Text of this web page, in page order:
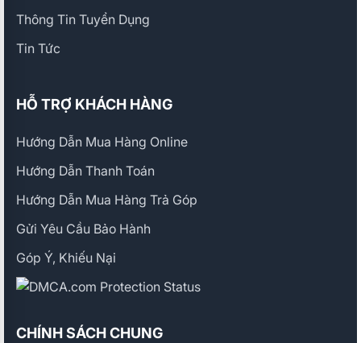
Thông Tin Tuyển Dụng
Tin Tức
HỖ TRỢ KHÁCH HÀNG
Hướng Dẫn Mua Hàng Online
Hướng Dẫn Thanh Toán
Hướng Dẫn Mua Hàng Trả Góp
Gửi Yêu Cầu Bảo Hành
Góp Ý, Khiếu Nại
CHÍNH SÁCH CHUNG